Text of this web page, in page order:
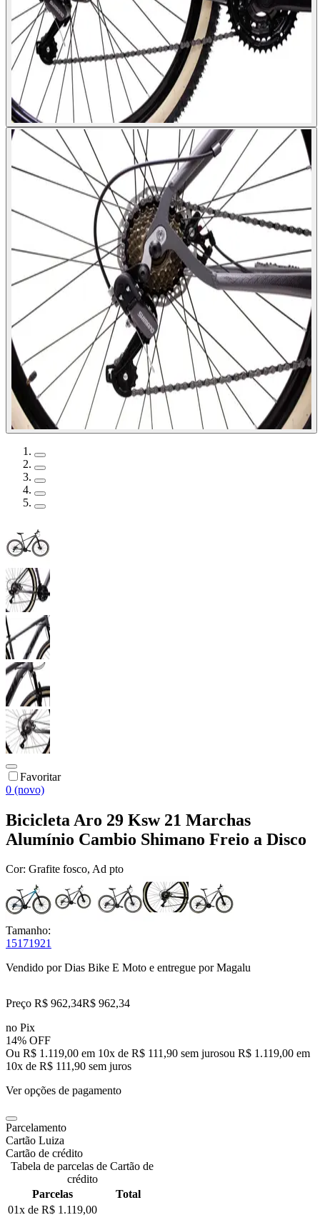
Favoritar
0 (novo)
Bicicleta Aro 29 Ksw 21 Marchas
Alumínio Cambio Shimano Freio a Disco
Cor: Grafite fosco, Ad pto
Tamanho:
15171921
Vendido porDias Bike E Moto e entregue por Magalu
Preço R$ 962,34R$ 962,34
no Pix
14% OFF
Ou R$ 1.119,00 em 10x de R$ 111,90 sem jurosou R$ 1.119,00 em
10x de R$ 111,90 sem juros
Ver opções de pagamento
Parcelamento
Cartão Luiza
Cartão de crédito
Tabela de parcelas de Cartão de
crédito
Parcelas
Total
01x de R$ 1.119,00